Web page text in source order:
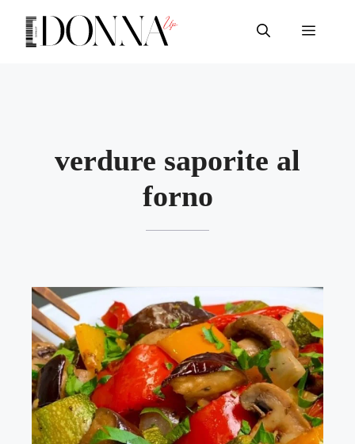
contenuto
Menu
verdure saporite al
forno